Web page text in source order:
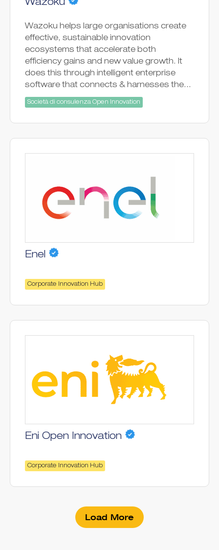
Wazoku
Wazoku helps large organisations create
effective, sustainable innovation
ecosystems that accelerate both
efficiency gains and new value growth. It
does this through intelligent enterprise
software that connects & harnesses the...
Società di consulenza Open Innovation
Enel
Corporate Innovation Hub
Eni Open Innovation
Corporate Innovation Hub
Load More